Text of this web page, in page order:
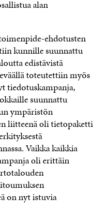
alan
ehdotusten
kunnille suunnattu
edistävistä
toteutettiin myös
tiedotuskampanja,
suunnattu
ympäristön
liitteenä oli tietopaketti
Vaikka kaikkia
oli erittäin
on nyt istuvia